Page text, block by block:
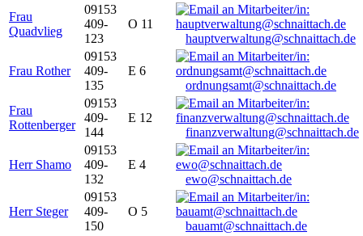
Frau
Quadvlieg
09153
409-
123
O 11
hauptverwaltung@schnaittach.de
Frau Rother
09153
409-
135
E 6
ordnungsamt@schnaittach.de
Frau
Rottenberger
09153
409-
144
E 12
finanzverwaltung@schnaittach.de
Herr Shamo
09153
409-
132
E 4
ewo@schnaittach.de
Herr Steger
09153
409-
150
O 5
bauamt@schnaittach.de